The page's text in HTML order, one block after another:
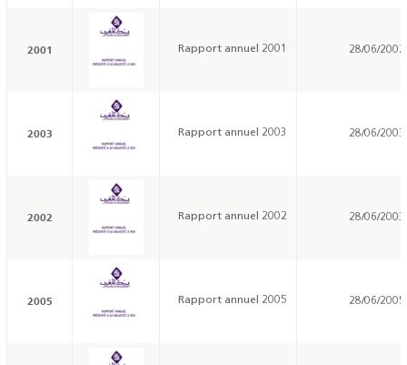
2001 Rapport annuel 2001 28/06/2002
2003 Rapport annuel 2003 28/06/2003
2002 Rapport annuel 2002 28/06/2003
2005 Rapport annuel 2005 28/06/2005